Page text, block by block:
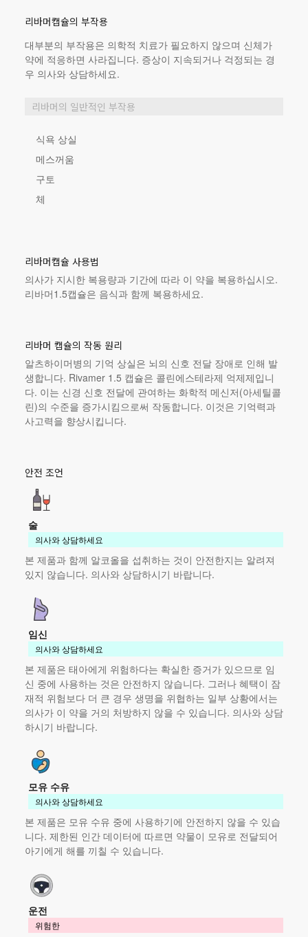
리바머캡슐의 부작용
대부분의 부작용은 의학적 치료가 필요하지 않으며 신체가
약에 적응하면 사라집니다. 증상이 지속되거나 걱정되는 경
우 의사와 상담하세요.
리바머의 일반적인 부작용
식욕 상실
메스꺼움
구토
체
리바머캡슐 사용법
의사가 지시한 복용량과 기간에 따라 이 약을 복용하십시오.
리바머1.5캡슐은 음식과 함께 복용하세요.
리바머 캡슐의 작동 원리
알츠하이머병의 기억 상실은 뇌의 신호 전달 장애로 인해 발
생합니다. Rivamer 1.5 캡슐은 콜린에스테라제 억제제입니
다. 이는 신경 신호 전달에 관여하는 화학적 메신저(아세틸콜
린)의 수준을 증가시킴으로써 작동합니다. 이것은 기억력과
사고력을 향상시킵니다.
안전 조언
술
의사와 상담하세요
본 제품과 함께 알코올을 섭취하는 것이 안전한지는 알려져
있지 않습니다. 의사와 상담하시기 바랍니다.
임신
의사와 상담하세요
본 제품은 태아에게 위험하다는 확실한 증거가 있으므로 임
신 중에 사용하는 것은 안전하지 않습니다. 그러나 혜택이 잠
재적 위험보다 더 큰 경우 생명을 위협하는 일부 상황에서는
의사가 이 약을 거의 처방하지 않을 수 있습니다. 의사와 상담
하시기 바랍니다.
모유 수유
의사와 상담하세요
본 제품은 모유 수유 중에 사용하기에 안전하지 않을 수 있습
니다. 제한된 인간 데이터에 따르면 약물이 모유로 전달되어
아기에게 해를 끼칠 수 있습니다.
운전
위험한